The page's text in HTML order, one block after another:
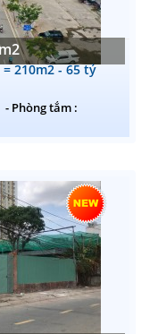
210m2 - 65 tỷ
- Phòng tắm :